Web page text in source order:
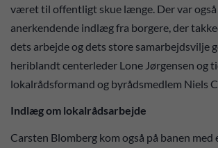
været til offentligt skue længe. Der var
anerkendende indlæg fra borgere, der
dets arbejde og dets store samarbejdsvilje
heriblandt centerleder Lone Jørgensen og
lokalrådsformand og byrådsmedlem Niels
Indlæg om lokalrådsarbejde
Carsten Blomberg kom også på banen med